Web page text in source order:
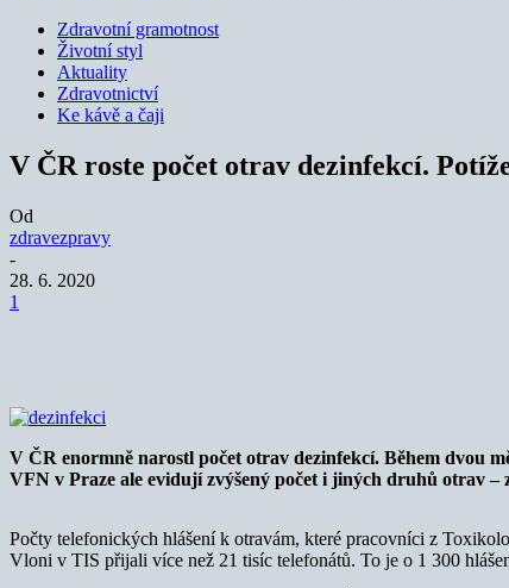
Zdravotní gramotnost
Životní styl
Aktuality
Zdravotnictví
Ke kávě a čaji
V ČR roste počet otrav dezinfekcí.
Od
zdravezpravy
-
28. 6. 2020
1
V ČR enormně narostl počet otrav dezinfekcí. Během dvou
VFN v Praze ale evidují zvýšený počet i jiných druhů otrav
Počty telefonických hlášení k otravám, které pracovníci z
Vloni v TIS přijali více než 21 tisíc telefonátů. To je o 1 300